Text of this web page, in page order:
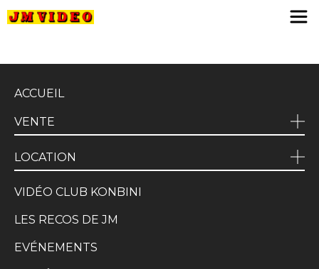
ACCUEIL
VENTE
LOCATION
VIDÉO CLUB KONBINI
LES RECOS DE JM
EVÉNEMENTS